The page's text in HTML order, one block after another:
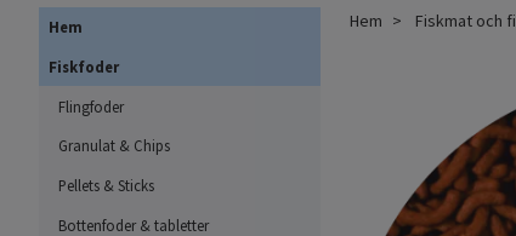
Hem
Fiskfoder
Flingfoder
Granulat & Chips
Pellets & Sticks
Bottenfoder & tabletter
Hem Fiskmat och